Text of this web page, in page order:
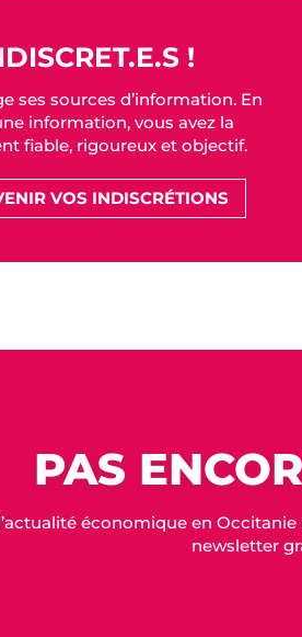
!
ses sources d’information. En
information, vous avez la
fiable, rigoureux et objectif.
VOS INDISCRÉTIONS
PAS
économique en
newsletter